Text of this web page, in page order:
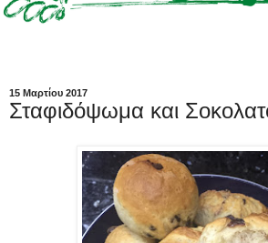
15 Μαρτίου 2017
Σταφιδόψωμα και